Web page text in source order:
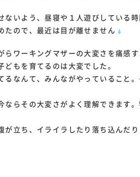
いよう、昼寝や１人遊びしている
たので、最近は目が離せません
ワーキングマザーの大変さを痛感す
もを育てるのは大変でした。
なんて、みんながやっていること
ならその大変さがよく理解できます
立ち、イライラしたり落ち込んだり